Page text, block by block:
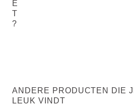
E
T
?
ANDERE PRODUCTEN DIE
LEUK VINDT